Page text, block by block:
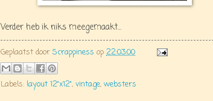
Verder heb ik niks meegemaakt...
Geplaatst door Scrappiness op 22:03:00
Labels: layout 12"x12", vintage, websters